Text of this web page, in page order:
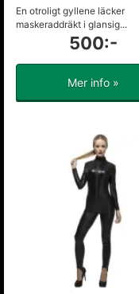
En otroligt gyllene läcker
maskeraddräkt i glansig...
500:-
Mer info »